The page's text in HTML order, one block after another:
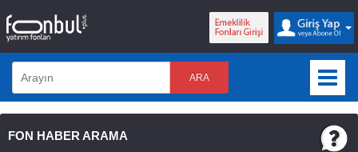
ARA
FON HABER ARAMA